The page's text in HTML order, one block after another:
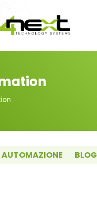
AUTOMAZIONE BLOG